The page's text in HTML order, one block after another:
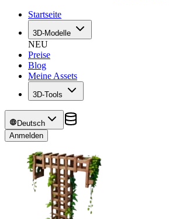
Startseite
3D-Modelle
NEU
Preise
Blog
Meine Assets
3D-Tools
Deutsch
Anmelden